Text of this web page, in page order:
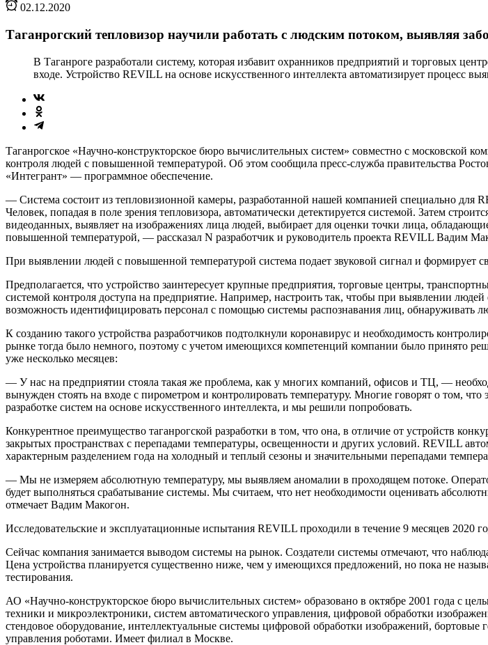
02.12.2020
Таганрогский тепловизор научили работать с людским потоком, выявляя
В Таганроге разработали систему, которая избавит охранников предприятий и торговых
входе. Устройство REVILL на основе искусственного интеллекта автоматизирует процесс
Таганрогское «Научно-конструкторское бюро вычислительных систем» совместно с московской
контроля людей с повышенной температурой. Об этом сообщила пресс-служба правительства
«Интегрант» — программное обеспечение.
— Система состоит из тепловизионной камеры, разработанной нашей компанией специально для
Человек, попадая в поле зрения тепловизора, автоматически детектируется системой. Затем
видеоданных, выявляет на изображениях лица людей, выбирает для оценки точки лица,
повышенной температурой, — рассказал N разработчик и руководитель проекта REVILL Вадим
При выявлении людей с повышенной температурой система подает звуковой сигнал и
Предполагается, что устройство заинтересует крупные предприятия, торговые центры,
системой контроля доступа на предприятие. Например, настроить так, чтобы при выявлении
возможность идентифицировать персонал с помощью системы распознавания лиц, обнаруживать
К созданию такого устройства разработчиков подтолкнули коронавирус и необходимость
рынке тогда было немного, поэтому с учетом имеющихся компетенций компании было принято
уже несколько месяцев:
— У нас на предприятии стояла такая же проблема, как у многих компаний, офисов и ТЦ, —
вынужден стоять на входе с пирометром и контролировать температуру. Многие говорят о том,
разработке систем на основе искусственного интеллекта, и мы решили попробовать.
Конкурентное преимущество таганрогской разработки в том, что она, в отличие от устройств
закрытых пространствах с перепадами температуры, освещенности и других условий. REVILL
характерным разделением года на холодный и теплый сезоны и значительными перепадами
— Мы не измеряем абсолютную температуру, мы выявляем аномалии в проходящем потоке.
будет выполняться срабатывание системы. Мы считаем, что нет необходимости оценивать
отмечает Вадим Макогон.
Исследовательские и эксплуатационные испытания REVILL проходили в течение 9 месяцев 2020
Сейчас компания занимается выводом системы на рынок. Создатели системы отмечают, что
Цена устройства планируется существенно ниже, чем у имеющихся предложений, но пока не
тестирования.
АО «Научно-конструкторское бюро вычислительных систем» образовано в октябре 2001 года с
техники и микроэлектроники, систем автоматического управления, цифровой обработки
стендовое оборудование, интеллектуальные системы цифровой обработки изображений,
управления роботами. Имеет филиал в Москве.